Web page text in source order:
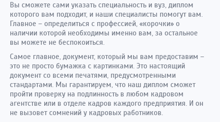
Вы сможете сами указать специальность и вуз, диплом
которого вам подходит, и наши специалисты помогут вам.
Главное – определиться с профессией, «корочки» о
наличии которой необходимы именно вам, за остальное
вы можете не беспокоиться.
Самое главное, документ, который мы вам предоставим –
это не просто бумажка с картинками. Это настоящий
документ со всеми печатями, предусмотренными
стандартами. Мы гарантируем, что наш диплом сможет
пройти проверку на подлинность в любом кадровом
агентстве или в отделе кадров каждого предприятия. И он
не вызовет сомнений у кадровых работников.